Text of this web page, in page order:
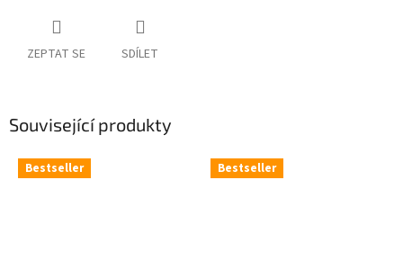
ZEPTAT SE SDÍLET
Související produkty
Bestseller Bestseller